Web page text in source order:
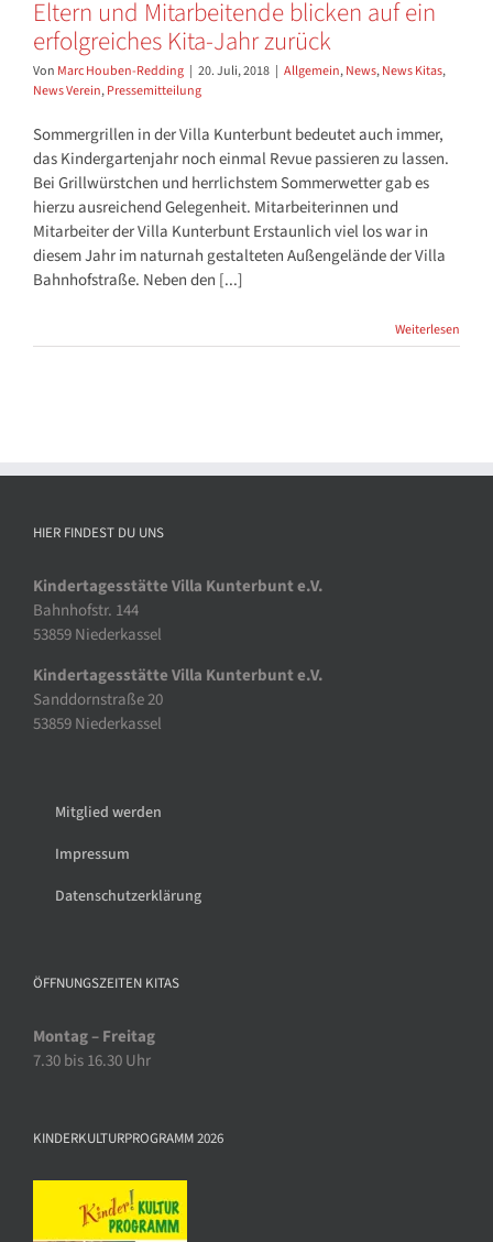
Eltern und Mitarbeitende blicken auf ein
erfolgreiches Kita-Jahr zurück
Von Marc Houben-Redding | 20. Juli, 2018 | Allgemein,News,News Kitas,
News Verein,Pressemitteilung
Sommergrillen in der Villa Kunterbunt bedeutet auch immer,
das Kindergartenjahr noch einmal Revue passieren zu lassen.
Bei Grillwürstchen und herrlichstem Sommerwetter gab es
hierzu ausreichend Gelegenheit. Mitarbeiterinnen und
Mitarbeiter der Villa Kunterbunt Erstaunlich viel los war in
diesem Jahr im naturnah gestalteten Außengelände der Villa
Bahnhofstraße. Neben den [...]
Weiterlesen
HIER FINDEST DU UNS
Kindertagesstätte Villa Kunterbunt e.V.
Bahnhofstr. 144
53859 Niederkassel
Kindertagesstätte Villa Kunterbunt e.V.
Sanddornstraße 20
53859 Niederkassel
Mitglied werden
Impressum
Datenschutzerklärung
ÖFFNUNGSZEITEN KITAS
Montag – Freitag
7.30 bis 16.30 Uhr
KINDERKULTURPROGRAMM 2026